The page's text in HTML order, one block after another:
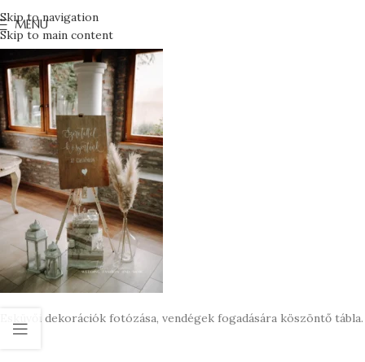
Skip to navigation
Skip to main content
MENU
Esküvői dekorációk fotózása, vendégek fogadására köszöntő tábla.